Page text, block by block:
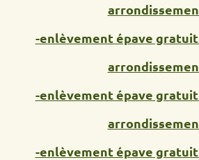
-enlèvement épave gratuit
-enlèvement épave gratuit
-enlèvement épave gratuit